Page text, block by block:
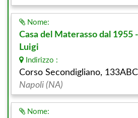
Nome:
Casa del Materasso dal 1955
Luigi
Indirizzo :
Corso Secondigliano, 133ABC
Napoli (NA)
Nome: